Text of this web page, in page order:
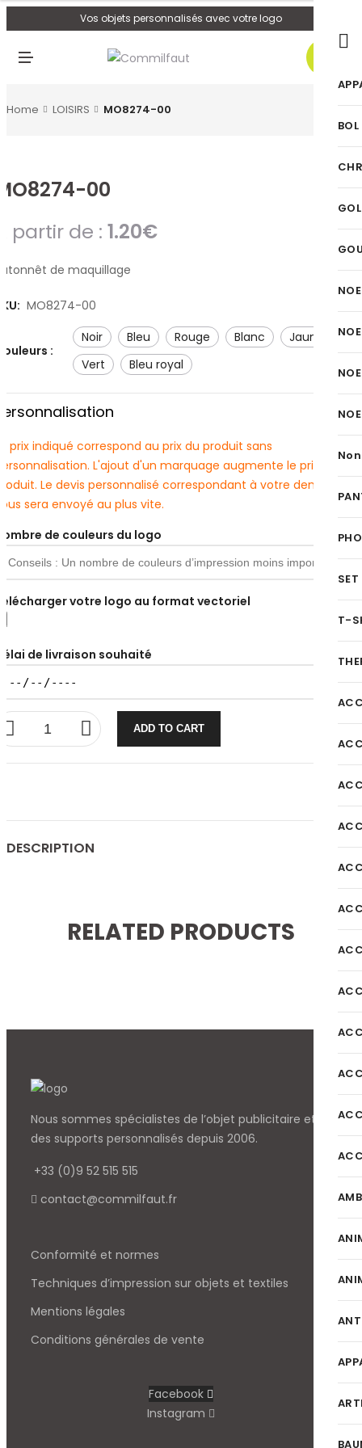
Vos objets personnalisés avec votre logo
U
0
Home LOISIRS MO8274-00
00
partir de : 1.20€
de maquillage
MO8274-00
:
noir bleu rouge blanc
jaune
vert
bleu royal
prix indiqué correspond au prix du produit sans
L'ajout d'un marquage augmente le prix du
Le devis personnalisé correspondant à votre demande
sera envoyé au plus vite.
de couleurs du logo
votre logo au format vectoriel
de livraison souhaité
ADD TO CART
DESCRIPTION
RELATED PRODUCTS
Nous sommes spécialistes de l’objet publicitaire et
des supports personnalisés depuis 2006.
+33 (0)9 52 515 515
contact@commilfaut.fr
Conformité et normes
Techniques d’impression sur objets et textiles
Mentions légales
Conditions générales de vente
Facebook
Instagram
BOL
T-